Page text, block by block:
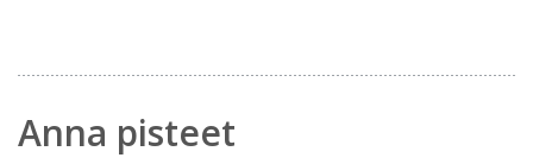
Anna pisteet